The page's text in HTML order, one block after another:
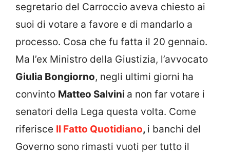
segretario del Carroccio aveva chiesto ai
suoi di votare a favore e di mandarlo a
processo. Cosa che fu fatta il 20 gennaio.
Ma l’ex Ministro della Giustizia, l’avvocato
Giulia Bongiorno, negli ultimi giorni ha
convinto Matteo Salvini a non far votare i
senatori della Lega questa volta. Come
riferisce Il Fatto Quotidiano, i banchi del
Governo sono rimasti vuoti per tutto il